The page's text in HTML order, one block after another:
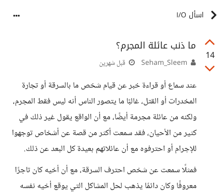
اسأل I/O
14
ما ذنب عائلة المجرم؟
قبل شهرين
عند سماع أو قراءة خبر عن قيام شخص ما بالسرقة أو تجارة
المخدرات أو القتل، غالبًا ما يتصور الناس أنه ليس فقط المجرم،
ولكنه من عائلة مجرمة أيضًا، مع أن الواقع يقول غير ذلك في
كثير من الأحيان، فقد سمعت أكثر من قصة عن أشخاص توجهوا
للإجرام أو احترفوه مع أن عائلاتهم بعيدة كل البعد عن ذلك.
فمثلًا سمعت عن شخص احترف السرقة، مع أن أخيه كان تاجرًا
معروفًا وكان دائمًا يذهب لحل المشاكل التي يوقع أخيه نفسه